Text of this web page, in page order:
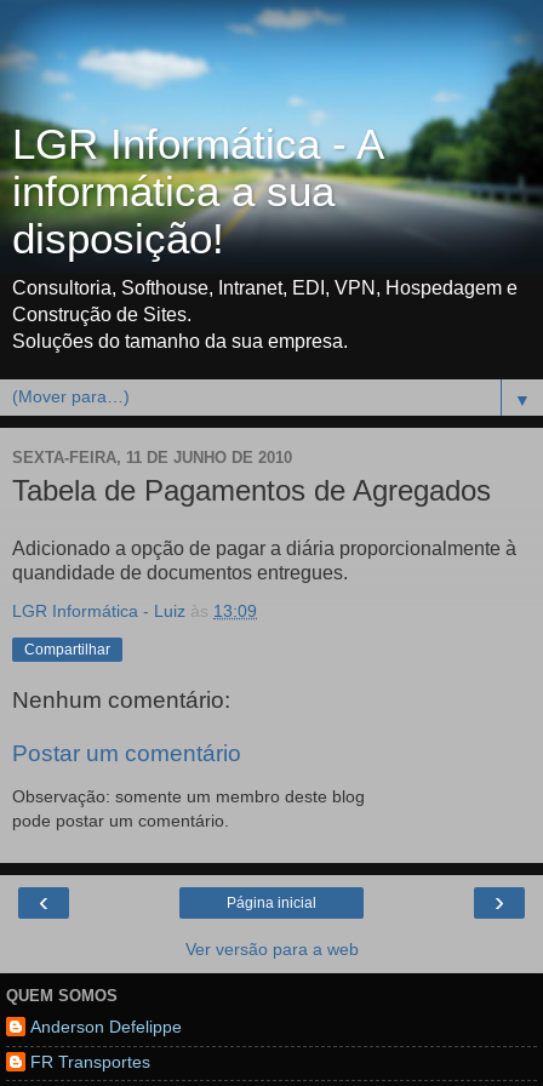
LGR Informática - A
informática a sua
disposição!
Consultoria, Softhouse, Intranet, EDI, VPN, Hospedagem e
Construção de Sites.
Soluções do tamanho da sua empresa.
▼
SEXTA-FEIRA, 11 DE JUNHO DE 2010
Tabela de Pagamentos de Agregados
Adicionado a opção de pagar a diária proporcionalmente à
quandidade de documentos entregues.
LGR Informática - Luiz às 13:09
Compartilhar
Nenhum comentário:
Postar um comentário
Observação: somente um membro deste blog
pode postar um comentário.
‹ ›
Página inicial
Ver versão para a web
QUEM SOMOS
Anderson Defelippe
FR Transportes